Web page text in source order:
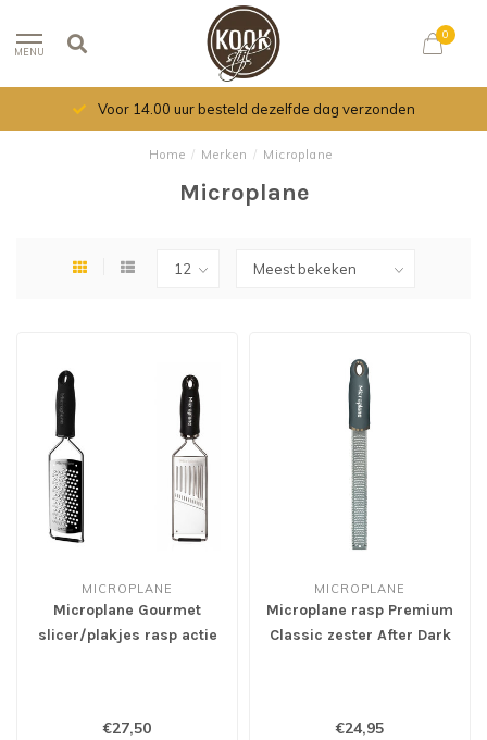
MENU
0
Voor 14.00 uur besteld dezelfde dag verzonden
Home / Merken / Microplane
Microplane
MICROPLANE
Microplane Gourmet
slicer/plakjes rasp actie
€27,50
MICROPLANE
Microplane rasp Premium
Classic zester After Dark
€24,95